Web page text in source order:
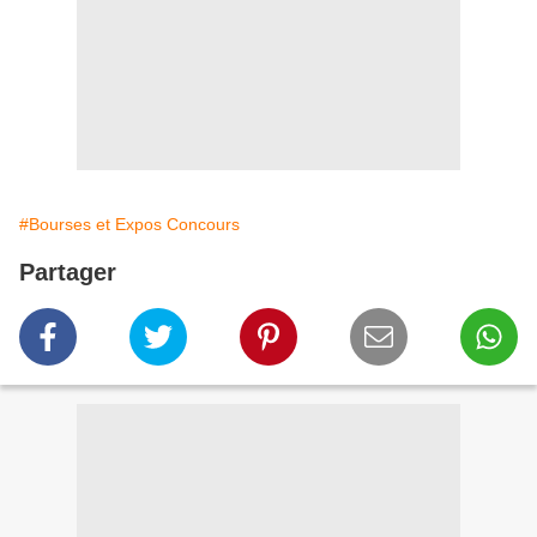
#Bourses et Expos Concours
Partager